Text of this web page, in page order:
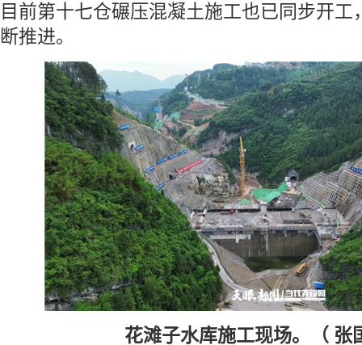
目前第十七仓碾压混凝土施工也已同步开工
断推进。
花滩子水库施工现场。（ 张